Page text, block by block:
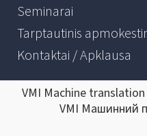
Seminarai
Tarptautinis
Kontaktai / Apklausa
VMI Machine
VMI Машинний